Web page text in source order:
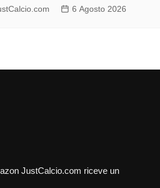
6 Agosto 2026
JustCalcio.com riceve un